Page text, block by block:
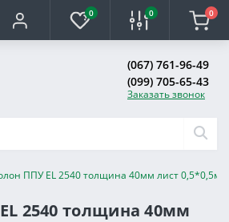
0 0 0
(067) 761-96-49
(099) 705-65-43
Заказать звонок
ППУ EL 2540 толщина 40мм лист 0,5*0,5м
2540 толщина 40мм